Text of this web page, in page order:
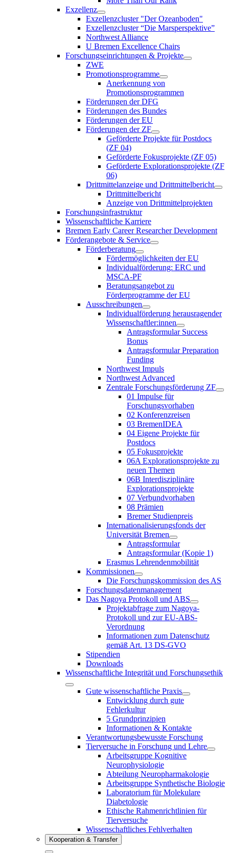
Exzellenz
Exzellenzcluster "Der Ozeanboden"
Exzellenzcluster “Die Marsperspektive”
Northwest Alliance
U Bremen Excellence Chairs
Forschungseinrichtungen & Projekte
ZWE
Promotionsprogramme
Anerkennung von
Promotionsprogrammen
Förderungen der DFG
Förderungen des Bundes
Förderungen der EU
Förderungen der ZF
Geförderte Projekte für Postdocs
(ZF 04)
Geförderte Fokusprojekte (ZF 05)
Geförderte Explorationsprojekte (ZF
06)
Drittmittelanzeige und Drittmittelbericht
Drittmittelbericht
Anzeige von Drittmittelprojekten
Forschungsinfrastruktur
Wissenschaftliche Karriere
Bremen Early Career Researcher Development
Förderangebote & Service
Förderberatung
Fördermöglichkeiten der EU
Individualförderung: ERC und
MSCA-PF
Beratungsangebot zu
Förderprogramme der EU
Ausschreibungen
Individualförderung herausragender
Wissenschaftler:innen
Antragsformular Success
Bonus
Antragsformular Preparation
Funding
Northwest Impuls
Northwest Advanced
Zentrale Forschungsförderung ZF
01 Impulse für
Forschungsvorhaben
02 Konferenzreisen
03 BremenIDEA
04 Eigene Projekte für
Postdocs
05 Fokusprojekte
06A Explorationsprojekte zu
neuen Themen
06B Interdisziplinäre
Explorationsprojekte
07 Verbundvorhaben
08 Prämien
Bremer Studienpreis
Internationalisierungsfonds der
Universität Bremen
Antragsformular
Antragsformular (Kopie 1)
Erasmus Lehrendenmobilität
Kommissionen
Die Forschungskommission des AS
Forschungsdatenmanagement
Das Nagoya Protokoll und ABS
Projektabfrage zum Nagoya-
Protokoll und zur EU-ABS-
Verordnung
Informationen zum Datenschutz
gemäß Art. 13 DS-GVO
Stipendien
Downloads
Wissenschaftliche Integrität und Forschungsethik
Gute wissenschaftliche Praxis
Entwicklung durch gute
Fehlerkultur
5 Grundprinzipien
Informationen & Kontakte
Verantwortungsbewusste Forschung
Tierversuche in Forschung und Lehre
Arbeitsgruppe Kognitive
Neurophysiologie
Abteilung Neuropharmakologie
Arbeitsgruppe Synthetische Biologie
Laboratorium für Molekulare
Diabetologie
Ethische Rahmenrichtlinien für
Tierversuche
Wissenschaftliches Fehlverhalten
Kooperation & Transfer